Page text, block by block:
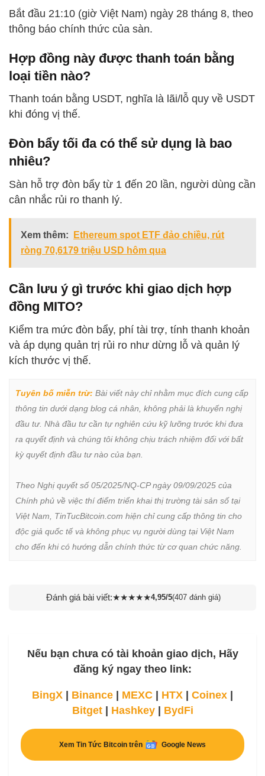
Bắt đầu 21:10 (giờ Việt Nam) ngày 28 tháng 8, theo
thông báo chính thức của sàn.
Hợp đồng này được thanh toán bằng
loại tiền nào?
Thanh toán bằng USDT, nghĩa là lãi/lỗ quy về USDT
khi đóng vị thế.
Đòn bẩy tối đa có thể sử dụng là bao
nhiêu?
Sàn hỗ trợ đòn bẩy từ 1 đến 20 lần, người dùng cần
cân nhắc rủi ro thanh lý.
Xem thêm:
Ethereum spot ETF đảo chiều, rút
ròng 70,6179 triệu USD hôm qua
Cần lưu ý gì trước khi giao dịch hợp
đồng MITO?
Kiểm tra mức đòn bẩy, phí tài trợ, tính thanh khoản
và áp dụng quản trị rủi ro như dừng lỗ và quản lý
kích thước vị thế.
Tuyên bố miễn trừ: Bài viết này chỉ nhằm mục đích cung cấp
thông tin dưới dạng blog cá nhân, không phải là khuyến nghị
đầu tư. Nhà đầu tư cần tự nghiên cứu kỹ lưỡng trước khi đưa
ra quyết định và chúng tôi không chịu trách nhiệm đối với bất
kỳ quyết định đầu tư nào của bạn.
Theo Nghị quyết số 05/2025/NQ-CP ngày 09/09/2025 của
Chính phủ về việc thí điểm triển khai thị trường tài sản số tại
Việt Nam, TinTucBitcoin.com hiện chỉ cung cấp thông tin cho
độc giả quốc tế và không phục vụ người dùng tại Việt Nam
cho đến khi có hướng dẫn chính thức từ cơ quan chức năng.
Đánh giá bài viết:★★★★★4,95/5(407 đánh giá)
Nếu bạn chưa có tài khoản giao dịch, Hãy
đăng ký ngay theo link:
BingX Binance MEXC HTX Coinex
Bitget| Hashkey| BydFi
Xem Tin Tức Bitcoin trên Google News